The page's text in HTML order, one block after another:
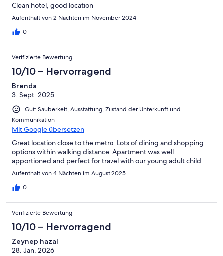
Clean hotel, good location
Aufenthalt von 2 Nächten im November 2024
0
Verifizierte Bewertung
10/10 – Hervorragend
Brenda
3. Sept. 2025
Gut: Sauberkeit, Ausstattung, Zustand der Unterkunft und
Kommunikation
Mit Google übersetzen
Great location close to the metro. Lots of dining and shopping
options within walking distance. Apartment was well
apportioned and perfect for travel with our young adult child.
Aufenthalt von 4 Nächten im August 2025
0
Verifizierte Bewertung
10/10 – Hervorragend
Zeynep hazal
28. Jan. 2026